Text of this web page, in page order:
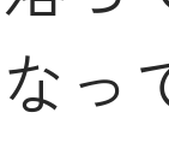
っ